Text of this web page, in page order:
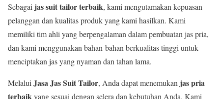
Sebagai jas suit tailor terbaik, kami mengutamakan kepuasan
pelanggan dan kualitas produk yang kami hasilkan. Kami
memiliki tim ahli yang berpengalaman dalam pembuatan jas pria,
dan kami menggunakan bahan-bahan berkualitas tinggi untuk
menciptakan jas yang nyaman dan tahan lama.
Melalui Jasa Jas Suit Tailor, Anda dapat menemukan jas pria
terbaikyang sesuai dengan selera dan kebutuhan Anda. Kami